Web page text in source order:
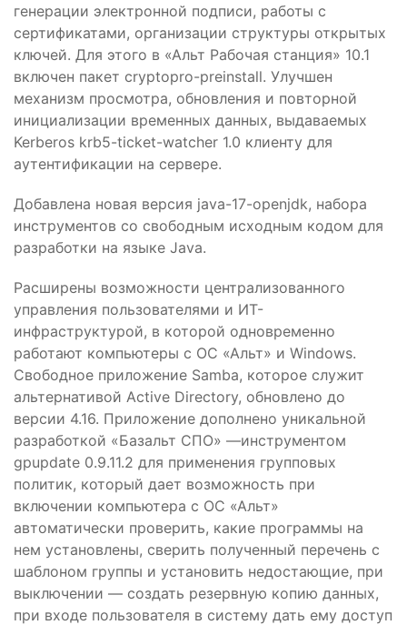
генерации электронной подписи, работы с
сертификатами, организации структуры открытых
ключей. Для этого в «Альт Рабочая станция» 10.1
включен пакет cryptopro-preinstall. Улучшен
механизм просмотра, обновления и повторной
инициализации временных данных, выдаваемых
Kerberos krb5-ticket-watcher 1.0 клиенту для
аутентификации на сервере.
Добавлена новая версия java-17-openjdk, набора
инструментов со свободным исходным кодом для
разработки на языке Java.
Расширены возможности централизованного
управления пользователями и ИТ-
инфраструктурой, в которой одновременно
работают компьютеры с ОС «Альт» и Windows.
Свободное приложение Samba, которое служит
альтернативой Active Directory, обновлено до
версии 4.16. Приложение дополнено уникальной
разработкой «Базальт СПО» —инструментом
gpupdate 0.9.11.2 для применения групповых
политик, который дает возможность при
включении компьютера с ОС «Альт»
автоматически проверить, какие программы на
нем установлены, сверить полученный перечень с
шаблоном группы и установить недостающие, при
выключении — создать резервную копию данных,
при входе пользователя в систему дать ему доступ